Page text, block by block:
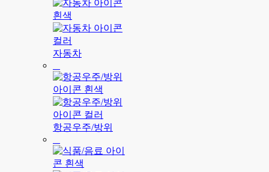
자동차
항공우주/방위